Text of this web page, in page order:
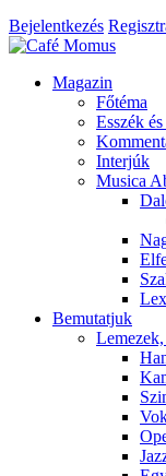
Bejelentkezés
Magazin
Főtéma
Esszék
Interjúk
Musica
Bemutatjuk